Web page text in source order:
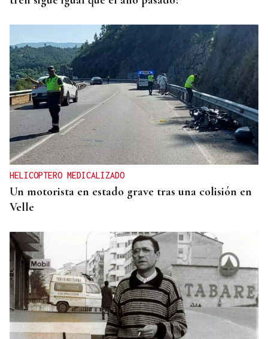
HELICOPTERO MEDICALIZADO
Un motorista en estado grave tras una colisión en
Velle